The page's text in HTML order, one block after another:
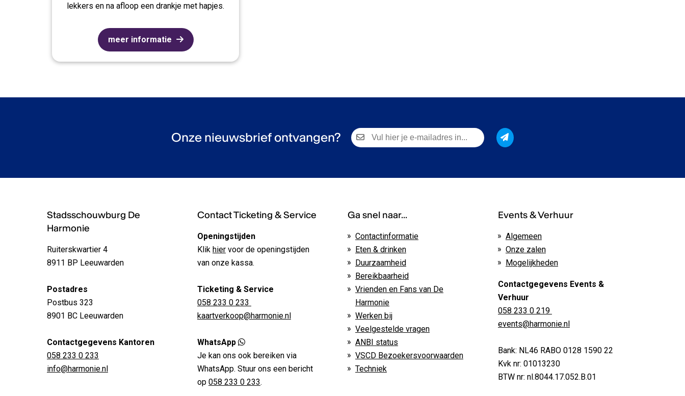
lekkers en na afloop een drankje met hapjes.
meer informatie
Onze nieuwsbrief ontvangen?
Stadsschouwburg De
Harmonie
Ruiterskwartier 4
8911 BP Leeuwarden
Postadres
Postbus 323
8901 BC Leeuwarden
Contactgegevens Kantoren
058 233 0 233
info@harmonie.nl
Contact Ticketing & Service
Openingstijden
Klik hiervoor de openingstijden
van onze kassa.
Ticketing & Service
058 233 0 233
kaartverkoop@harmonie.nl
WhatsApp
Je kan ons ook bereiken via
WhatsApp. Stuur ons een bericht
op 058 233 0 233.
Ga snel naar...
Contactinformatie
Eten & drinken
Duurzaamheid
Bereikbaarheid
Vrienden en Fans van De
Harmonie
Werken bij
Veelgestelde vragen
ANBI status
VSCD Bezoekersvoorwaarden
Techniek
Events & Verhuur
Algemeen
Onze zalen
Mogelijkheden
Contactgegevens Events &
Verhuur
058 233 0 219
events@harmonie.nl
Bank: NL46 RABO 0128 1590 22
Kvk nr: 01013230
BTW nr: nl.8044.17.052.B.01